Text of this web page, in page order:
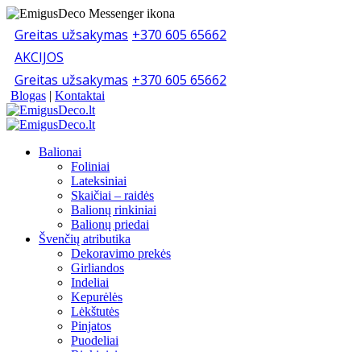
Greitas užsakymas +370 605 65662
AKCIJOS
Greitas užsakymas +370 605 65662
Blogas | Kontaktai
Balionai
Foliniai
Lateksiniai
Skaičiai – raidės
Balionų rinkiniai
Balionų priedai
Švenčių atributika
Dekoravimo prekės
Girliandos
Indeliai
Kepurėlės
Lėkštutės
Pinjatos
Puodeliai